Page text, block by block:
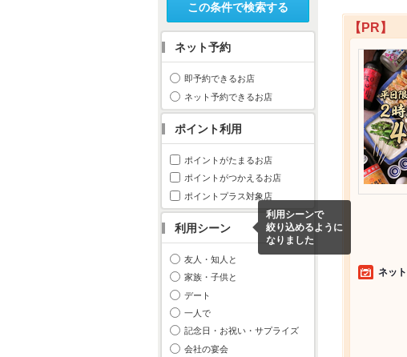
この条件で検索する
ネット予約
即予約できるお店
ネット予約できるお店
ポイント利用
ポイントがたまるお店
ポイントがつかえるお店
ポイントプラス対象店
利用シーン
利用シーンで
絞り込めるように
なりました
友人・知人と
家族・子供と
デート
一人で
記念日・お祝い・サプライズ
会社の宴会
【PR】
ネッ